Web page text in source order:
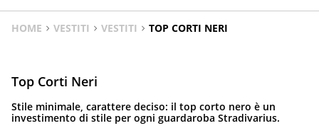
HOME VESTITI VESTITI TOP CORTI NERI
Top Corti Neri
Stile minimale, carattere deciso: il top corto nero è un
investimento di stile per ogni guardaroba Stradivarius.